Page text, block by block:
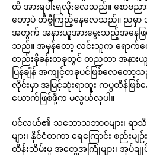
ထိ အားရပါးရလိုးလေသည်။ စောဗည
တော့ပဲ တီဗွီကြည့်နေလေသည်။ ညမှာ
အတွက် အနားယူအားမွေးသည့်အနေဖြ
သည်။ အမှန်တော့ လင်းသူက ရောက်ရေ
တည်းခိုခန်းတခုတွင် တညတာ အနား
ပြန်ချိန် အကျင့်တခုပင်ဖြစ်လေတေ
လိုင်းမှာ အမြင့်ဆုံးရာထူး ကပ္ပတိန်ဖြ
ယောက်ဖြစ်ဖို့က မလွယ်လှပါ။
ပင်လယ်၏ သဘောသဘာဝများ၊ ရ
များ၊ နိုင်ငံတကာ ရေကြောင်း စည်းမျဉ်
ထိန်းသိမ်းမှု အတွေ့အကြုံများ၊ အုပ်ချု